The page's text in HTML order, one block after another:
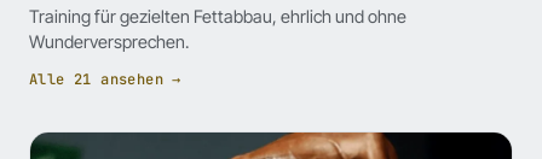
Training für gezielten Fettabbau, ehrlich und ohne
Wunderversprechen.
Alle 21 ansehen →